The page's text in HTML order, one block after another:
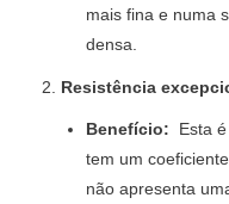
mais fina e numa
densa.
Resistência
Benefício: Esta
tem um
não apresenta